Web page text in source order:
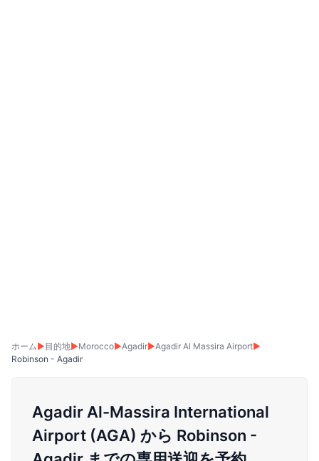
ホーム▶目的地▶Morocco▶Agadir▶Agadir Al Massira Airport▶
Robinson - Agadir
Agadir Al-Massira International
Airport (AGA) から Robinson -